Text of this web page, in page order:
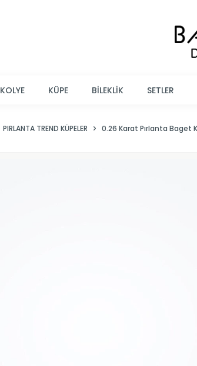
KOLYE KÜPE BİLEKLİK SETLER
PIRLANTA TREND KÜPELER 0.26 Karat Pırlanta Baget